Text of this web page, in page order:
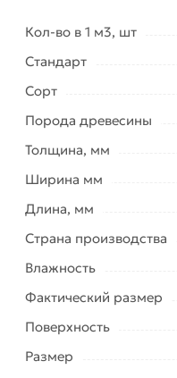
Кол-во в 1 м3, шт
Стандарт
Сорт
Порода древесины
Толщина, мм
Ширина мм
Длина, мм
Страна производства
Влажность
Фактический размер
Поверхность
Размер